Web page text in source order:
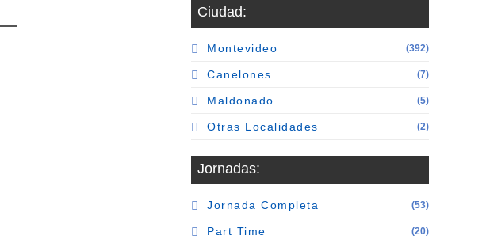
Ciudad:
Montevideo (392)
Canelones (7)
Maldonado (5)
Otras Localidades (2)
Jornadas:
Jornada Completa (53)
Part Time (20)